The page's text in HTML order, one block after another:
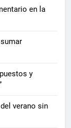
en la
y
verano sin